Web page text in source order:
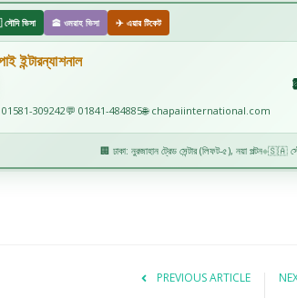
ভিসা 🕋 ওমরাহ ভিসা ✈️ এয়ার টিকেট
ইন্টারন্যাশনাল
💈
01581-309242💬 01841-484885🌐 chapaiinternational.com
🏢 ঢাকা: নুরজাহান ট্রেড সেন্টার (লিফট-৫), নয়া পল্টন◆🇸🇦
PREVIOUS ARTICLE